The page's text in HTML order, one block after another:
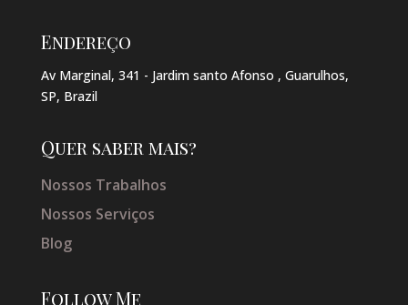
Endereço
Av Marginal, 341 - Jardim santo Afonso , Guarulhos,
SP, Brazil
Quer saber mais?
Nossos Trabalhos
Nossos Serviços
Blog
Follow Me